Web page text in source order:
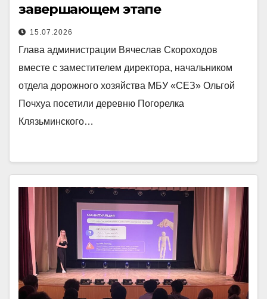
завершающем этапе
15.07.2026
Глава администрации Вячеслав Скороходов
вместе с заместителем директора, начальником
отдела дорожного хозяйства МБУ «СЕЗ» Ольгой
Почхуа посетили деревню Погорелка
Клязьминского…